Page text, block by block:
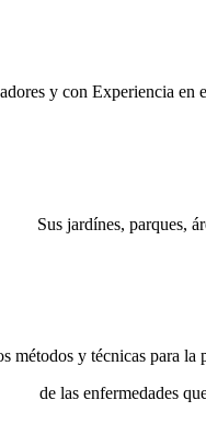
y con Experiencia
Sus jardínes, parques,
métodos y técnicas para
de las enfermedades